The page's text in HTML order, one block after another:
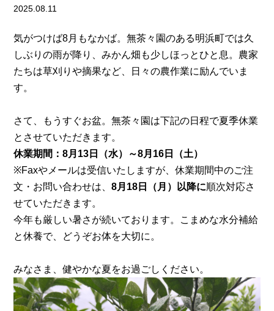
2025.08.11
気がつけば8月もなかば。無茶々園のある明浜町では久
しぶりの雨が降り、みかん畑も少しほっとひと息。農家
たちは草刈りや摘果など、日々の農作業に励んでいま
す。
さて、もうすぐお盆。無茶々園は下記の日程で夏季休業
とさせていただきます。
休業期間：8月13日（水）～8月16日（土）
※Faxやメールは受信いたしますが、休業期間中のご注
文・お問い合わせは、8月18日（月）以降に順次対応さ
せていただきます。
今年も厳しい暑さが続いております。こまめな水分補給
と休養で、どうぞお体を大切に。
みなさま、健やかな夏をお過ごしください。